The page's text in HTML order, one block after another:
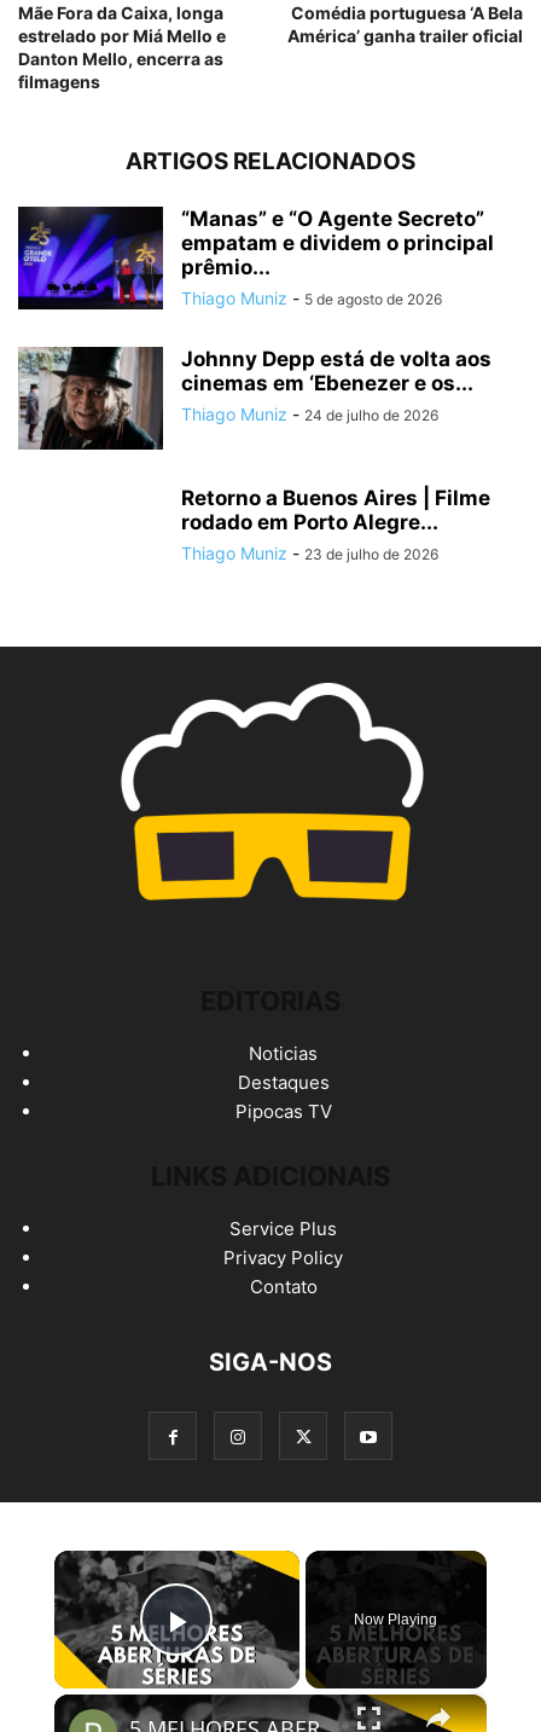
Mãe Fora da Caixa, longa
estrelado por Miá Mello e
Danton Mello, encerra as
filmagens
Comédia portuguesa ‘A Bela
América’ ganha trailer oficial
ARTIGOS RELACIONADOS
“Manas” e “O Agente Secreto”
empatam e dividem o principal
prêmio...
Thiago Muniz - 5 de agosto de 2026
Johnny Depp está de volta aos
cinemas em ‘Ebenezer e os...
Thiago Muniz - 24 de julho de 2026
Retorno a Buenos Aires | Filme
rodado em Porto Alegre...
Thiago Muniz - 23 de julho de 2026
Noticias
Destaques
Pipocas TV
Service Plus
Privacy Policy
Contato
SIGA-NOS
×
Play Video
Now Playing
×